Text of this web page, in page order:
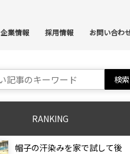
企業情報 採用情報 お問い合わ
RANKING
帽子の汗染みを家で試して後